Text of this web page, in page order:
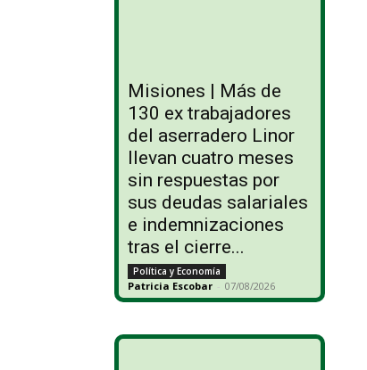
Misiones | Más de
130 ex trabajadores
del aserradero Linor
llevan cuatro meses
sin respuestas por
sus deudas salariales
e indemnizaciones
tras el cierre...
Política y Economía
Patricia Escobar - 07/08/2026